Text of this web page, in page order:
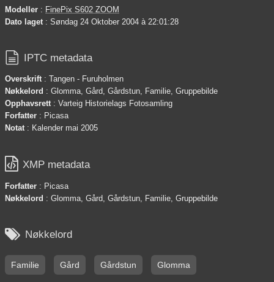
Modeller : FinePix S602 ZOOM
Dato laget: Søndag 24 Oktober 2004 à 22:01:28
 IPTC metadata
Overskrift: Tangen - Furuholmen
Nøkkelord : Glomma, Gård, Gårdstun, Familie, Gruppebilde
Opphavsrett: Varteig Historielags Fotosamling
Forfatter : Picasa
Notat: Kalender mai 2005
 XMP metadata
Forfatter : Picasa
Nøkkelord : Glomma, Gård, Gårdstun, Familie, Gruppebilde
 Nøkkelord
Familie Gård Gårdstun Glomma